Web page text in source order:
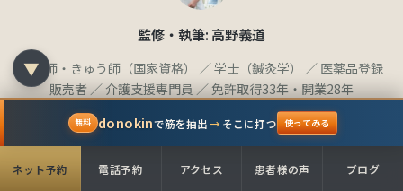
監修・執筆: 高野義道
はり師・きゅう師（国家資格） ／ 学士（鍼灸学） ／ 医薬品登録
販売者 ／ 介護支援専門員 ／ 免許取得33年・開業28年
最終更新: 2026-05-29
▼
無料 donokinで筋を抽出→ そこに打つ 使ってみる
ネット予約 電話予約 アクセス 患者様の声 ブログ